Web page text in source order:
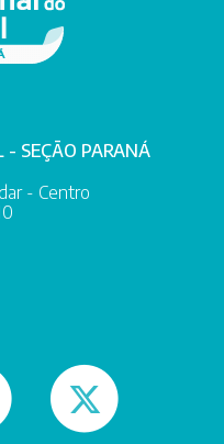
- SEÇÃO PARANÁ
- Centro